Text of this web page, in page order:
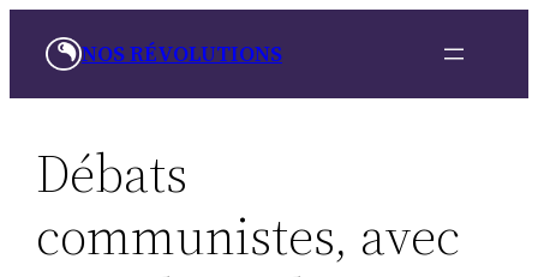
NOS RÉVOLUTIONS
Débats
communistes, avec